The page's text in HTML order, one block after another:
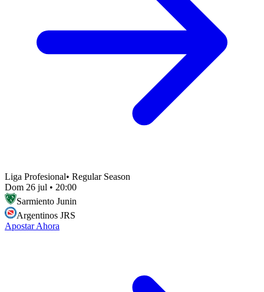
Liga Profesional• Regular Season
Dom 26 jul • 20:00
Sarmiento Junin
Argentinos JRS
Apostar Ahora